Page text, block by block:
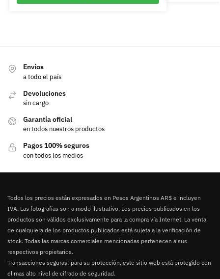
Envíos
a todo el país
Devoluciones
sin cargo
Garantía oficial
en todos nuestros productos
Pagos 100% seguros
con todos los medios
Todos los precios están expresados en Pesos Argentinos AR$ e incluyen
IVA. Las fotografías son a modo ilustrativo. Los precios publicados en los
productos son válidos exclusivamente para la compra vía Internet. La venta
de cualquiera de los productos publicados está sujeta a la verificación de
stock. Todas las marcas comerciales mencionadas pertenecen a sus
respectivos propietarios.
Transacciones seguras: para su protección, este sitio web está protegido con
el mas alto nivel de cifrado de seguridad.